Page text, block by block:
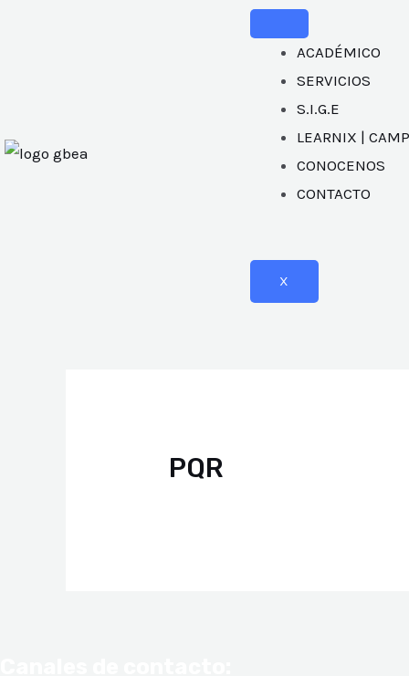
ACADÉMICO
SERVICIOS
S.I.G.E
LEARNIX |
CONOCENOS
CONTACTO
X
PQR